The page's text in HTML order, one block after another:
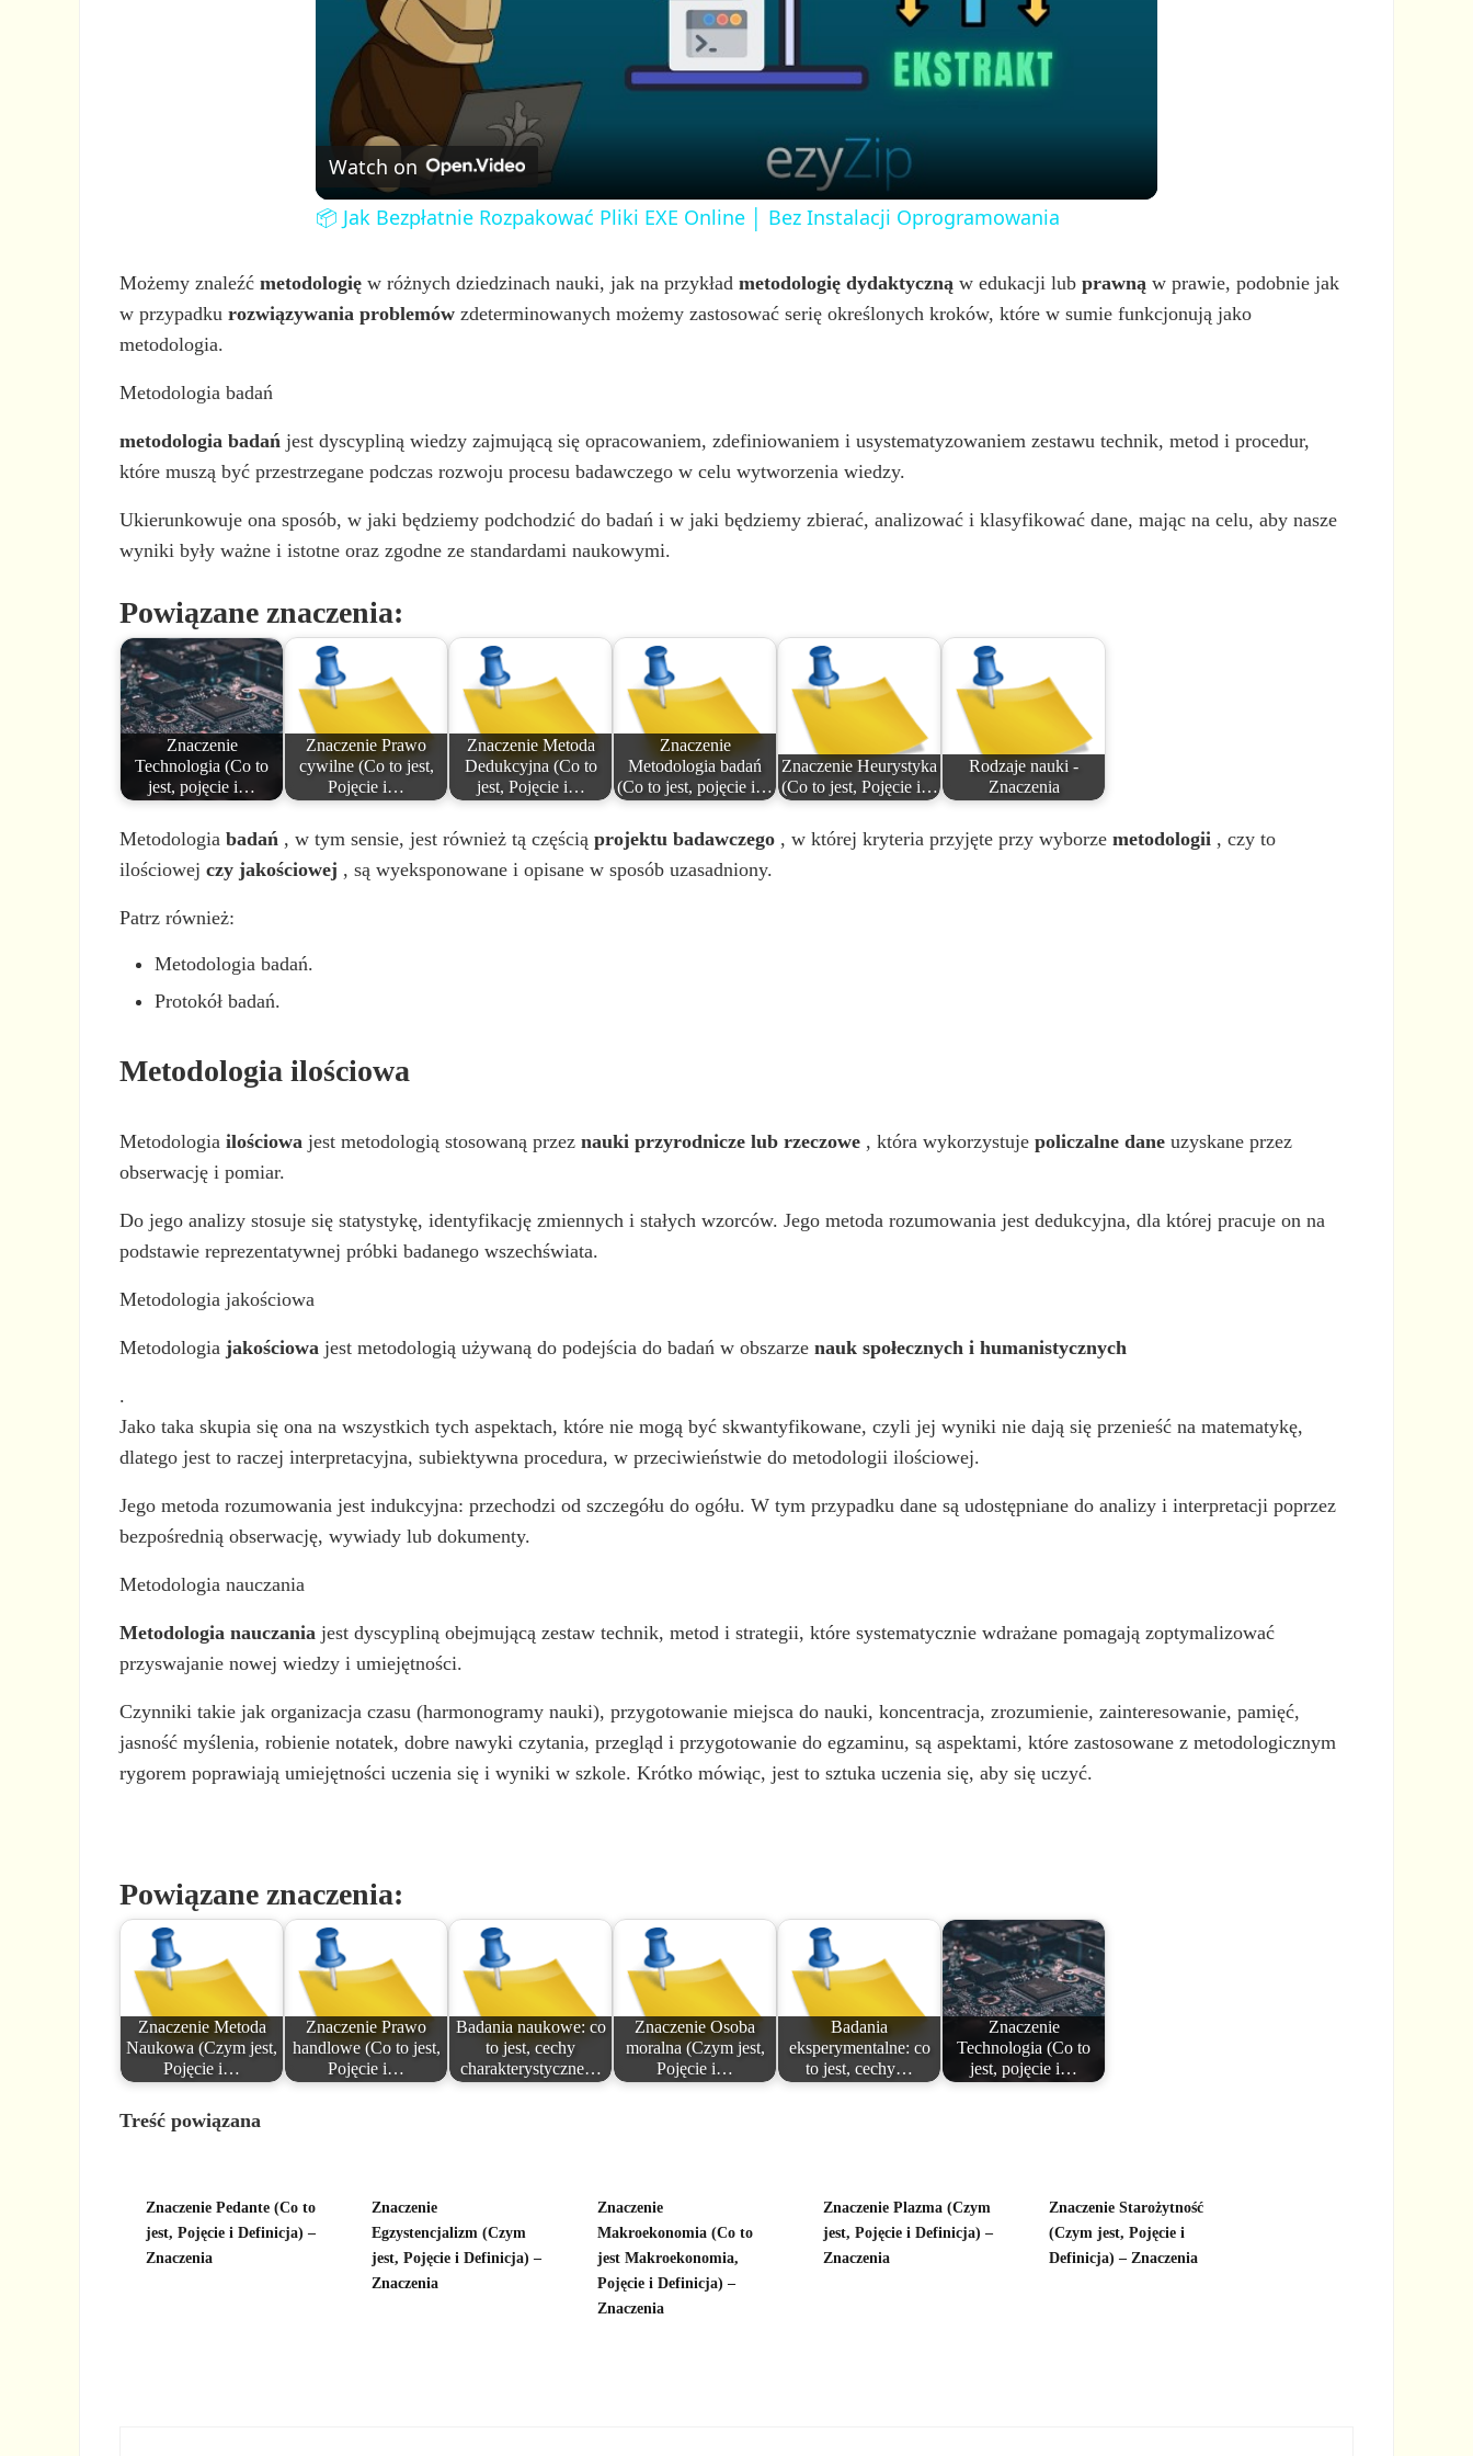
l
y
i
e
o
Watch on
📦 Jak Bezpłatnie Rozpakować Pliki EXE Online │ Bez Instalacji Oprogramowania
Możemy znaleźćmetodologię w różnych dziedzinach nauki, jak na przykładmetodologię dydaktyczną w edukacji lubprawną w prawie, podobnie jak
w przypadkurozwiązywania problemów zdeterminowanych możemy zastosować serię określonych kroków, które w sumie funkcjonują jako
metodologia.
Metodologia badań
metodologia badań jest dyscypliną wiedzy zajmującą się opracowaniem, zdefiniowaniem i usystematyzowaniem zestawu technik, metod i procedur,
które muszą być przestrzegane podczas rozwoju procesu badawczego w celu wytworzenia wiedzy.
Ukierunkowuje ona sposób, w jaki będziemy podchodzić do badań i w jaki będziemy zbierać, analizować i klasyfikować dane, mając na celu, aby nasze
wyniki były ważne i istotne oraz zgodne ze standardami naukowymi.
Powiązane znaczenia:
Znaczenie
Technologia (Co to
jest, pojęcie i…
Znaczenie Prawo
cywilne (Co to jest,
Pojęcie i…
Znaczenie Metoda
Dedukcyjna (Co to
jest, Pojęcie i…
Znaczenie
Metodologia badań
(Co to jest, pojęcie i…
Znaczenie Heurystyka
(Co to jest, Pojęcie i…
Rodzaje nauki -
Znaczenia
Metodologiabadań , w tym sensie, jest również tą częściąprojektu badawczego , w której kryteria przyjęte przy wyborzemetodologii , czy to
ilościowejczy jakościowej , są wyeksponowane i opisane w sposób uzasadniony.
Patrz również:
Metodologia badań.
Protokół badań.
Metodologia ilościowa
Metodologiailościowa jest metodologią stosowaną przeznauki przyrodnicze lub rzeczowe , która wykorzystujepoliczalne dane uzyskane przez
obserwację i pomiar.
Do jego analizy stosuje się statystykę, identyfikację zmiennych i stałych wzorców. Jego metoda rozumowania jest dedukcyjna, dla której pracuje on na
podstawie reprezentatywnej próbki badanego wszechświata.
Metodologia jakościowa
Metodologiajakościowa jest metodologią używaną do podejścia do badań w obszarzenauk społecznych i humanistycznych
.
Jako taka skupia się ona na wszystkich tych aspektach, które nie mogą być skwantyfikowane, czyli jej wyniki nie dają się przenieść na matematykę,
dlatego jest to raczej interpretacyjna, subiektywna procedura, w przeciwieństwie do metodologii ilościowej.
Jego metoda rozumowania jest indukcyjna: przechodzi od szczegółu do ogółu. W tym przypadku dane są udostępniane do analizy i interpretacji poprzez
bezpośrednią obserwację, wywiady lub dokumenty.
Metodologia nauczania
Metodologia nauczania jest dyscypliną obejmującą zestaw technik, metod i strategii, które systematycznie wdrażane pomagają zoptymalizować
przyswajanie nowej wiedzy i umiejętności.
Czynniki takie jak organizacja czasu (harmonogramy nauki), przygotowanie miejsca do nauki, koncentracja, zrozumienie, zainteresowanie, pamięć,
jasność myślenia, robienie notatek, dobre nawyki czytania, przegląd i przygotowanie do egzaminu, są aspektami, które zastosowane z metodologicznym
rygorem poprawiają umiejętności uczenia się i wyniki w szkole. Krótko mówiąc, jest to sztuka uczenia się, aby się uczyć.
Powiązane znaczenia:
Znaczenie Metoda
Naukowa (Czym jest,
Pojęcie i…
Znaczenie Prawo
handlowe (Co to jest,
Pojęcie i…
Badania naukowe: co
to jest, cechy
charakterystyczne…
Znaczenie Osoba
moralna (Czym jest,
Pojęcie i…
Badania
eksperymentalne: co
to jest, cechy…
Znaczenie
Technologia (Co to
jest, pojęcie i…
Treść powiązana
Znaczenie Pedante (Co to
jest, Pojęcie i Definicja) –
Znaczenia
Znaczenie
Egzystencjalizm (Czym
jest, Pojęcie i Definicja) –
Znaczenia
Znaczenie
Makroekonomia (Co to
jest Makroekonomia,
Pojęcie i Definicja) –
Znaczenia
Znaczenie Plazma (Czym
jest, Pojęcie i Definicja) –
Znaczenia
Znaczenie Starożytność
(Czym jest, Pojęcie i
Definicja) – Znaczenia